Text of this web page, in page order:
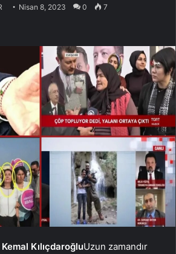
Nisan 8, 2023 0 7
KılıçdaroğluUzun zamandır